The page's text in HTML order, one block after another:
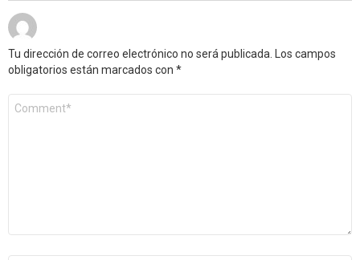
Tu dirección de correo electrónico no será publicada.
Los campos
obligatorios están marcados con *